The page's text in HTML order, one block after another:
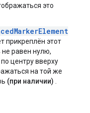
это
прикреплён этот
не равен нулю,
центру вверху
на той же
(при наличии)